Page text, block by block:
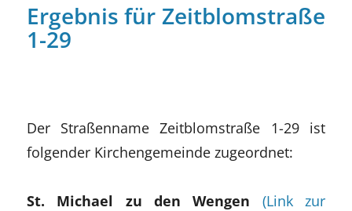
Ergebnis für Zeitblomstraße
1-29
Der Straßenname Zeitblomstraße 1-29 ist
folgender Kirchengemeinde zugeordnet:
St. Michael zu den Wengen (Link zur